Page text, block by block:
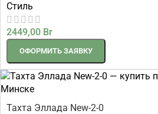
Стиль
2449,00 Br
ОФОРМИТЬ ЗАЯВКУ
Тахта Эллада New-2-0